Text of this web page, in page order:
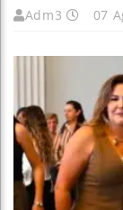
Adm3 07